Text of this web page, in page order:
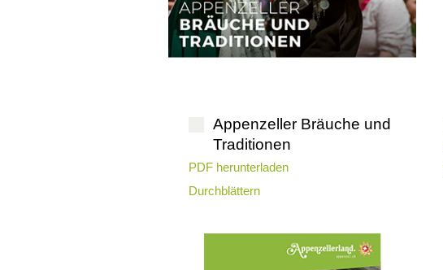
Appenzeller Bräuche und
Traditionen
PDF herunterladen
Durchblättern